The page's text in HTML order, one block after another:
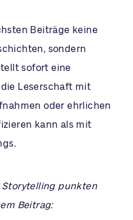
Beiträge keine
sondern
sofort eine
Leserschaft mit
oder ehrlichen
kann als mit
Storytelling punkten
Beitrag: